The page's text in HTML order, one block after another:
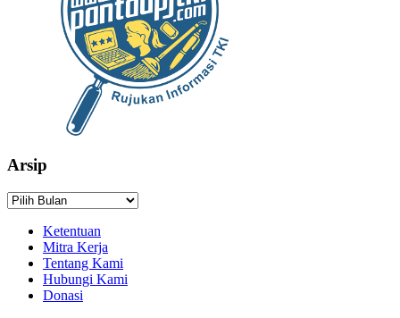
Arsip
Arsip
Ketentuan
Mitra Kerja
Tentang Kami
Hubungi Kami
Donasi